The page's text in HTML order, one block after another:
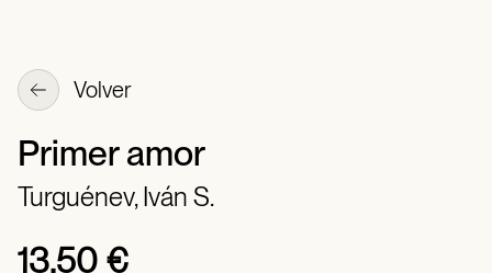
Volver
Primer amor
Turguénev, Iván S.
13,50 €